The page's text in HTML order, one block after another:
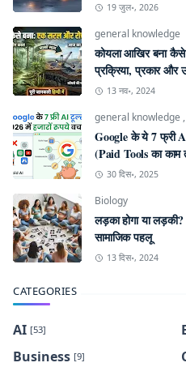
19 जुल॰, 2026
general knowledge
कोयला आखिर बना
प्रक्रिया, प्रकार और
13 नव॰, 2024
general knowledge ,
Google के ये 7 फ्री
(Paid Tools का काम
30 दिस॰, 2025
Biology
लड़का होगा या लड़की?
सामाजिक पहलू
13 दिस॰, 2024
CATEGORIES
AI [53]
Business [9]